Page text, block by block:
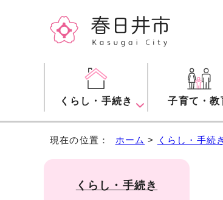
くらし・手続き 子育て・教
現在の位置： ホーム > くらし・手続き
くらし・手続き